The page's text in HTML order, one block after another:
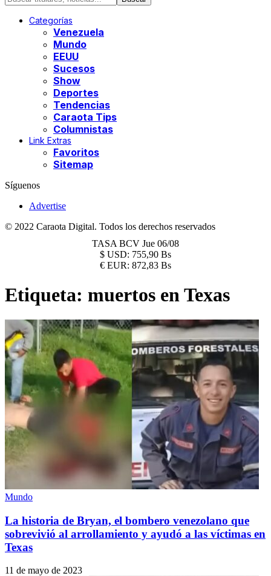
Categorías
Venezuela
Mundo
EEUU
Sucesos
Show
Deportes
Tendencias
Caraota Tips
Columnistas
Link Extras
Favoritos
Sitemap
Síguenos
Advertise
© 2022 Caraota Digital. Todos los derechos reservados
TASA BCV Jue 06/08
$ USD: 755,90 Bs
€ EUR: 872,83 Bs
Etiqueta: muertos en Texas
Mundo
La historia de Bryan, el bombero venezolano que
sobrevivió al arrollamiento y ayudó a las víctimas en
Texas
11 de mayo de 2023